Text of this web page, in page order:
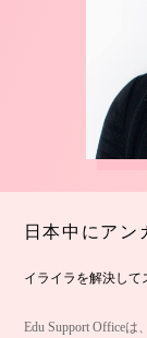
日本中にアン
イライラを解決して
Edu Support Office